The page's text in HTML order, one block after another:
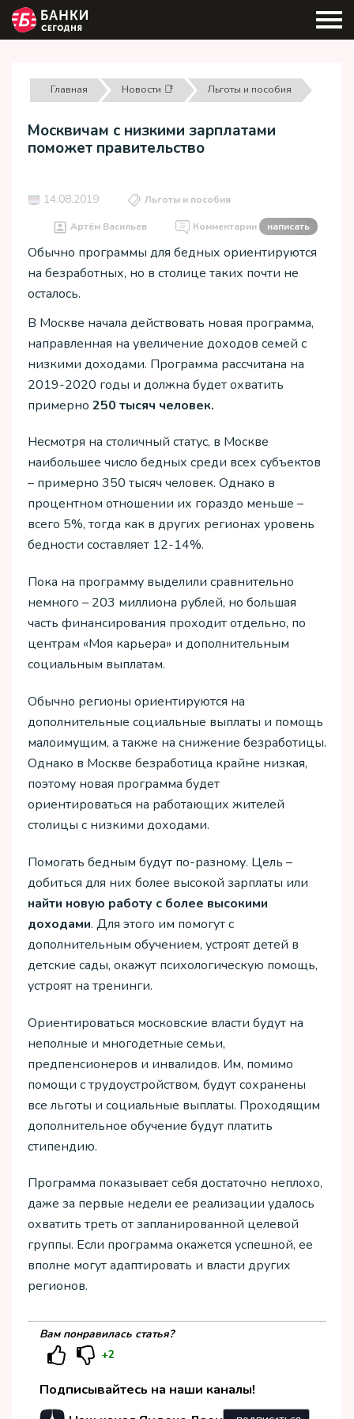
Главная Новости 📑 Льготы и пособия
Москвичам с низкими зарплатами
поможет правительство
14.08.2019 Льготы и пособия
Артём Васильев Комментарии написать
Обычно программы для бедных ориентируются
на безработных, но в столице таких почти не
осталось.
В Москве начала действовать новая программа,
направленная на увеличение доходов семей с
низкими доходами. Программа рассчитана на
2019-2020 годы и должна будет охватить
примерно 250 тысяч человек.
Несмотря на столичный статус, в Москве
наибольшее число бедных среди всех субъектов
– примерно 350 тысяч человек. Однако в
процентном отношении их гораздо меньше –
всего 5%, тогда как в других регионах уровень
бедности составляет 12-14%.
Пока на программу выделили сравнительно
немного – 203 миллиона рублей, но большая
часть финансирования проходит отдельно, по
центрам «Моя карьера» и дополнительным
социальным выплатам.
Обычно регионы ориентируются на
дополнительные социальные выплаты и помощь
малоимущим, а также на снижение безработицы.
Однако в Москве безработица крайне низкая,
поэтому новая программа будет
ориентироваться на работающих жителей
столицы с низкими доходами.
Помогать бедным будут по-разному. Цель –
добиться для них более высокой зарплаты или
найти новую работу с более высокими
доходами. Для этого им помогут с
дополнительным обучением, устроят детей в
детские сады, окажут психологическую помощь,
устроят на тренинги.
Ориентироваться московские власти будут на
неполные и многодетные семьи,
предпенсионеров и инвалидов. Им, помимо
помощи с трудоустройством, будут сохранены
все льготы и социальные выплаты. Проходящим
дополнительное обучение будут платить
стипендию.
Программа показывает себя достаточно неплохо,
даже за первые недели ее реализации удалось
охватить треть от запланированной целевой
группы. Если программа окажется успешной, ее
вполне могут адаптировать и власти других
регионов.
Вам понравилась статья?
+2
Подписывайтесь на наши каналы!